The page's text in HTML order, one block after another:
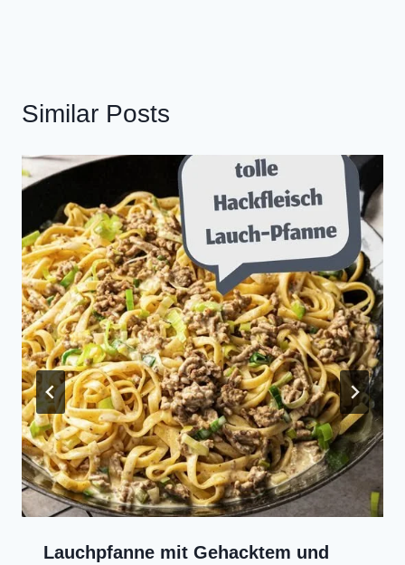
Similar Posts
Lauchpfanne mit Gehacktem und